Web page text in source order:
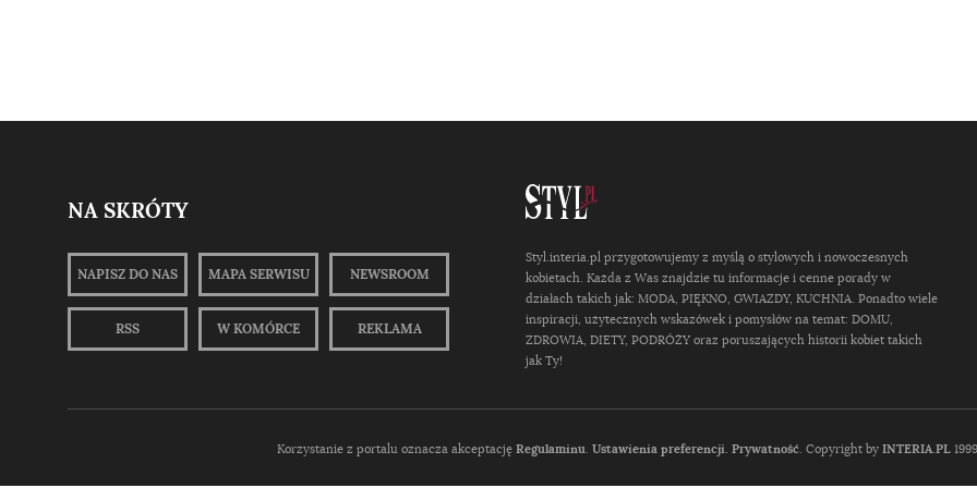
NA SKRÓTY
NAPISZ DO NAS MAPA SERWISU NEWSROOM
RSS W KOMÓRCE REKLAMA
Styl.interia.pl przygotowujemy z myślą o stylowych i nowoczesnych
kobietach. Każda z Was znajdzie tu informacje i cenne porady w
działach takich jak: MODA, PIĘKNO, GWIAZDY, KUCHNIA. Ponadto wiele
inspiracji, użytecznych wskazówek i pomysłów na temat: DOMU,
ZDROWIA, DIETY, PODRÓŻY oraz poruszających historii kobiet takich
jak Ty!
Korzystanie z portalu oznacza akceptację Regulaminu. Ustawienia preferencji. Prywatność. Copyright by INTERIA.PL